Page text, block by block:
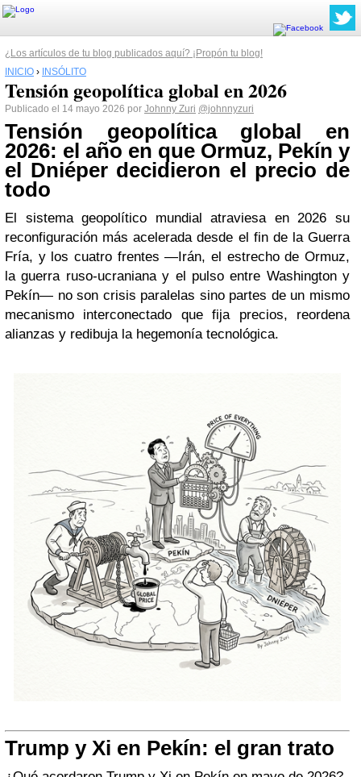
¿Los artículos de tu blog publicados aquí? ¡Propón tu blog!
INICIO › INSÓLITO
Tensión geopolítica global en 2026
Publicado el 14 mayo 2026 por Johnny Zuri @johnnyzuri
Tensión geopolítica global en
2026: el año en que Ormuz, Pekín y
el Dniéper decidieron el precio de
todo
El sistema geopolítico mundial atraviesa en 2026 su
reconfiguraci­ón más acelerada desde el fin de la Guerra
Fría, y los cuatro frentes —Irán, el estrecho de Ormuz,
la guerra ruso-ucraniana y el pulso entre Washington y
Pekín— no son crisis paralelas sino partes de un mismo
mecanismo interconectado que fija precios, reordena
alianzas y redibuja la hegemonía tecnológica.
Trump y Xi en Pekín: el gran trato